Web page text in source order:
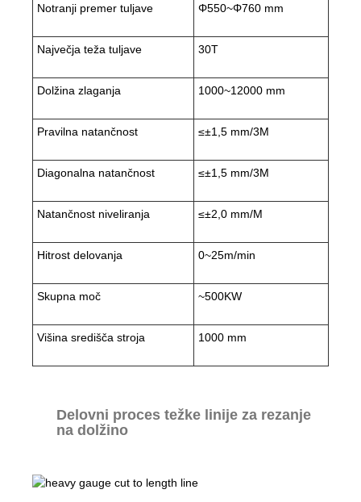
Notranji premer tuljave Φ550~Φ760 mm
Največja teža tuljave 30T
Dolžina zlaganja 1000~12000 mm
Pravilna natančnost ≤±1,5 mm/3M
Diagonalna natančnost ≤±1,5 mm/3M
Natančnost niveliranja ≤±2,0 mm/M
Hitrost delovanja 0~25m/min
Skupna moč ~500KW
Višina središča stroja 1000 mm
Delovni proces težke linije za rezanje
na dolžino